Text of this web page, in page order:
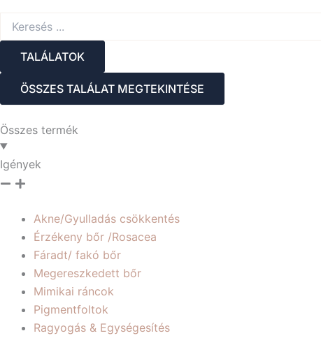
TALÁLATOK
ÖSSZES TALÁLAT MEGTEKINTÉSE
Összes termék
Igények
Akne/Gyulladás csökkentés
Érzékeny bőr /Rosacea
Fáradt/ fakó bőr
Megereszkedett bőr
Mimikai ráncok
Pigmentfoltok
Ragyogás & Egységesítés